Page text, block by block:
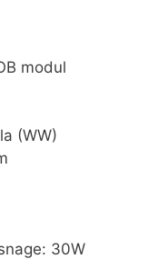
modul
(WW)
30W